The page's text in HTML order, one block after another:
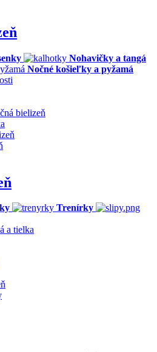
Nohavičky a tangá
Nočné košieľky a pyžamá
bielizeň
Trenírky
a tielka